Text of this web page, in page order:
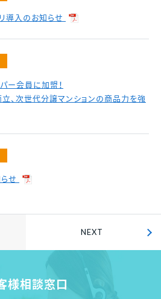
導入のお知らせ
ー会員に加盟！
、次世代分譲マンションの商品力を強
せ
NEXT
様相談窓口